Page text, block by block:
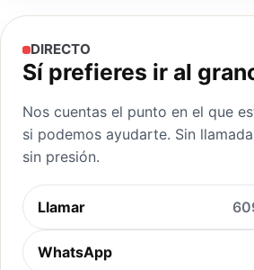
DIRECTO
Sí prefieres ir al
Nos cuentas el punto en el que
si podemos ayudarte. Sin
sin presión.
Llamar
WhatsApp